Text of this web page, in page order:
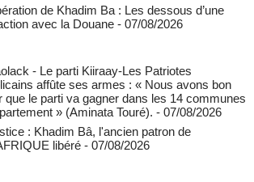
de Khadim Ba : Les dessous d’une
avec la Douane - 07/08/2026
- Le parti Kiiraay-Les Patriotes
affûte ses armes : « Nous avons bon
que le parti va gagner dans les 14 communes
» (Aminata Touré). - 07/08/2026
: Khadim Bâ, l'ancien patron de
libéré - 07/08/2026